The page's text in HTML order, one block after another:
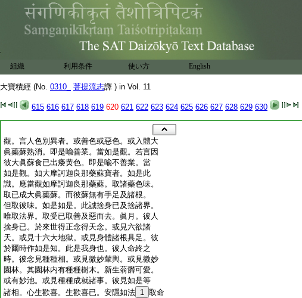
組織 利用条件 使い方 English
大寶積經 (No. 0310_ 菩提流志譯 ) in Vol. 11
615 616 617 618 619 620 621 622 623 624 625 626 627 628 629 630
觀。言人色別異者。或善色或惡色。或入體大
眞藥蘇熟消。即是喩善業。當如是觀。若言因
彼大眞蘇食已出痿黄色。即是喩不善業。當
如是觀。如大摩訶迦良那藥蘇寶者。如是此
識。應當觀如摩訶迦良那藥蘇。取諸藥色味。
取已成大眞藥蘇。而彼蘇無有手足及諸根。
但取彼味。如是如是。此誠捨身已及捨諸界。
唯取法界。取受已取善及惡而去。眞月。彼人
捨身已。於來世得正念得天念。或見六欲諸
天。或見十六大地獄。或見身體諸根具足。彼
於爾時作如是知。此是我身也。彼人命終之
時。彼念見種種相。或見微妙輦輿。或見微妙
園林。其園林内有種種樹木。新生蓊欝可愛。
或有妙池。或見種種成就諸事。彼見如是等
諸相。心生歡喜。生歡喜已。安隱如法 1 取命